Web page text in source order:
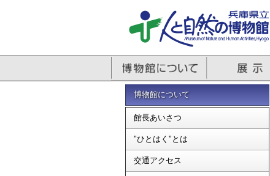
博物館について
館長あいさつ
"ひとはく"とは
交通アクセス